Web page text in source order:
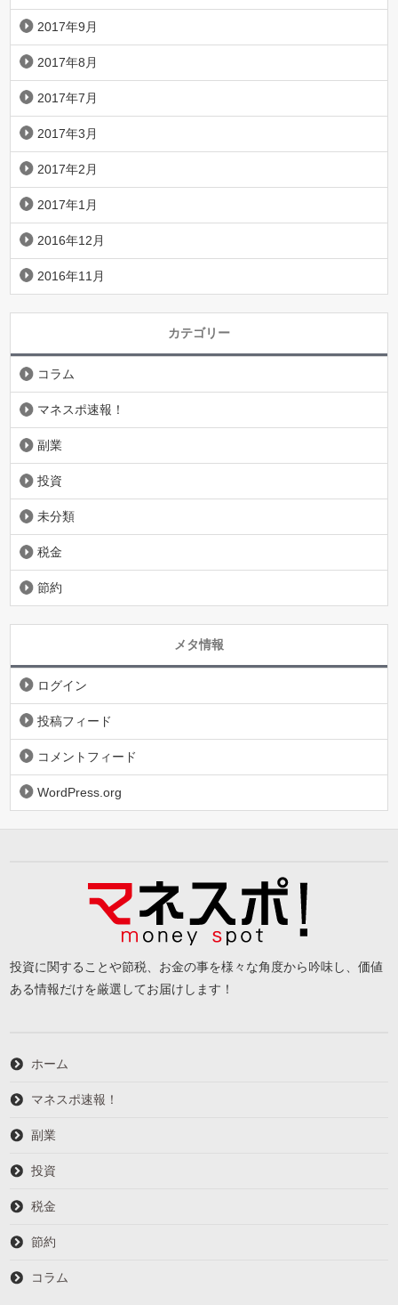
2017年9月
2017年8月
2017年7月
2017年3月
2017年2月
2017年1月
2016年12月
2016年11月
カテゴリー
コラム
マネスポ速報！
副業
投資
未分類
税金
節約
メタ情報
ログイン
投稿フィード
コメントフィード
WordPress.org
投資に関することや節税、お金の事を様々な角度から吟味し、価値
ある情報だけを厳選してお届けします！
ホーム
マネスポ速報！
副業
投資
税金
節約
コラム